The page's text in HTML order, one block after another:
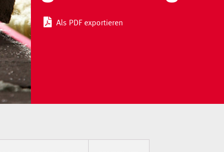
Als PDF exportieren